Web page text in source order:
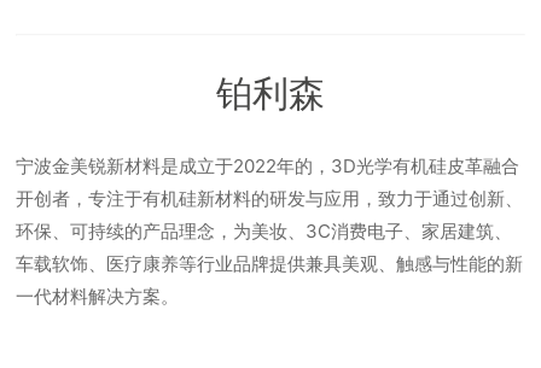
铂利森
宁波金美锐新材料是成立于2022年的，3D光学有机硅皮革融合
开创者，专注于有机硅新材料的研发与应用，致力于通过创新、
环保、可持续的产品理念，为美妆、3C消费电子、家居建筑、
车载软饰、医疗康养等行业品牌提供兼具美观、触感与性能的新
一代材料解决方案。